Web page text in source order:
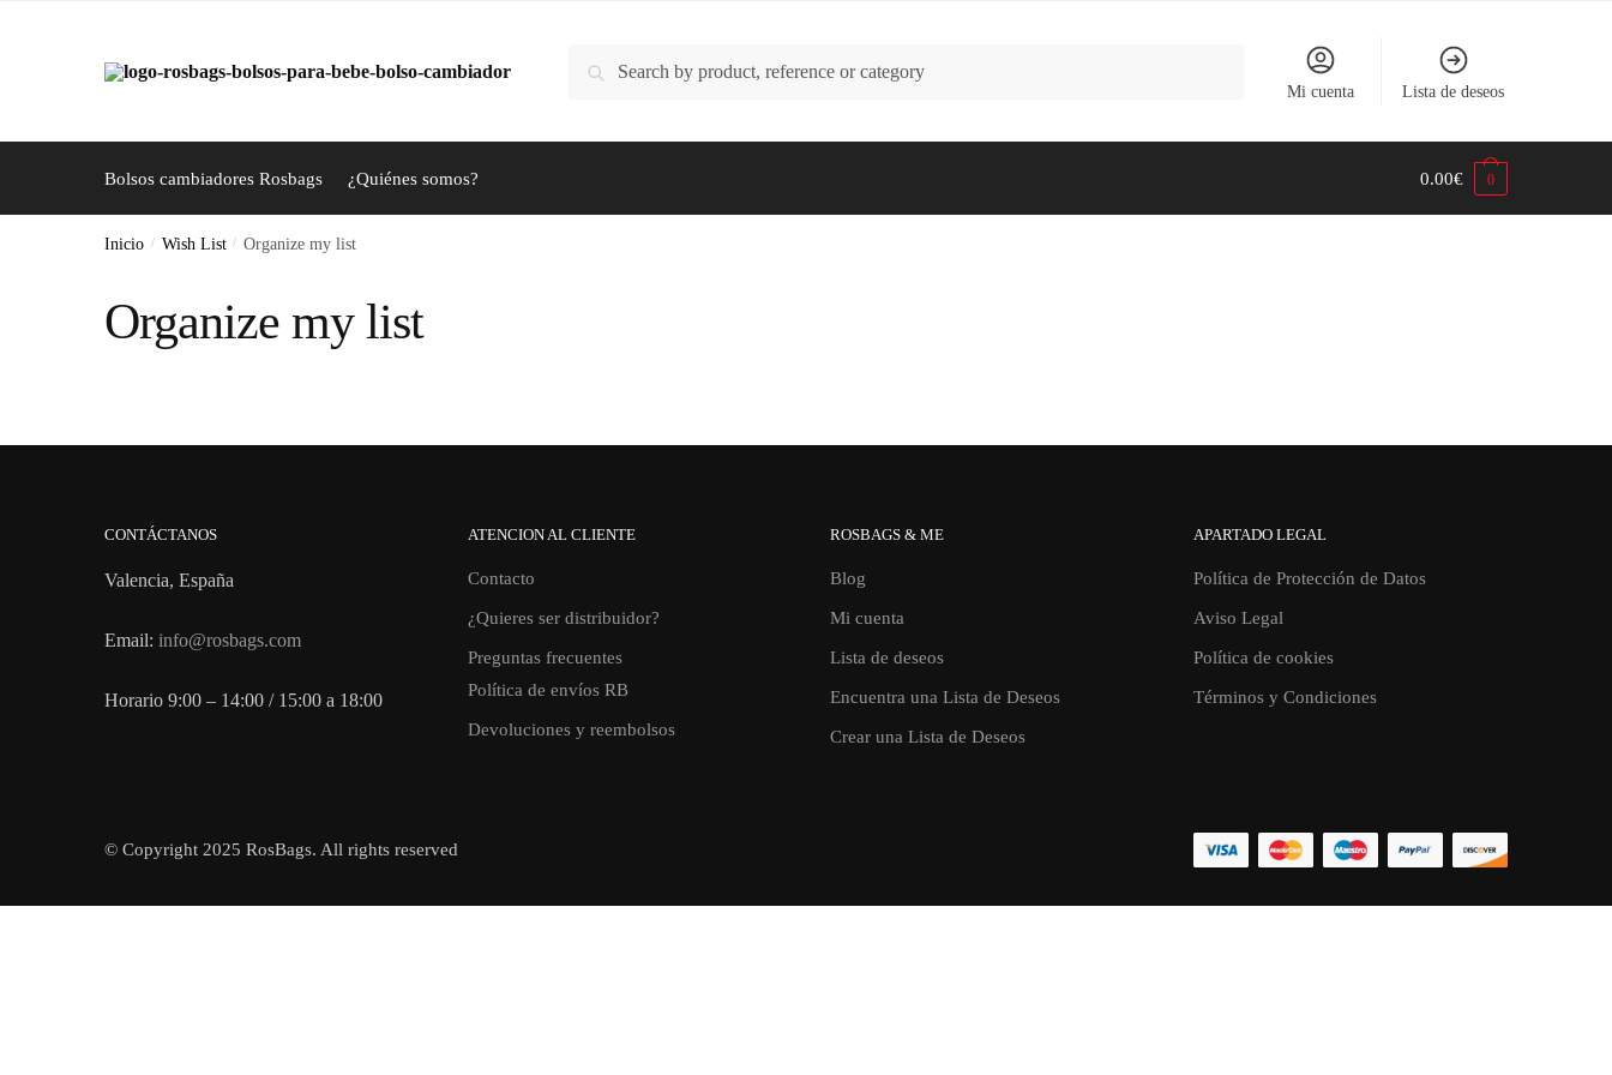
Buscar
Mi cuenta Lista de deseos
Bolsos cambiadores Rosbags ¿Quiénes somos? 0.00€ 0
Inicio / Wish List / Organize my list
Organize my list
CONTÁCTANOS
Valencia, España
Email: info@rosbags.com
Horario 9:00 – 14:00 / 15:00 a 18:00
ATENCION AL CLIENTE
Contacto
¿Quieres ser distribuidor?
Preguntas frecuentes
Política de envíos RB
Devoluciones y reembolsos
ROSBAGS & ME
Blog
Mi cuenta
Lista de deseos
Encuentra una Lista de Deseos
Crear una Lista de Deseos
APARTADO LEGAL
Política de Protección de Datos
Aviso Legal
Política de cookies
Términos y Condiciones
© Copyright 2025 RosBags. All rights reserved